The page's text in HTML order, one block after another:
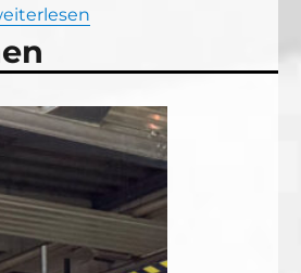
neue Ladekranführende